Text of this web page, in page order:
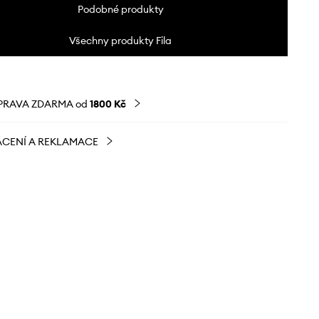
Podobné produkty
Všechny produkty Fila
ZDARMA od 1800 Kč
A REKLAMACE